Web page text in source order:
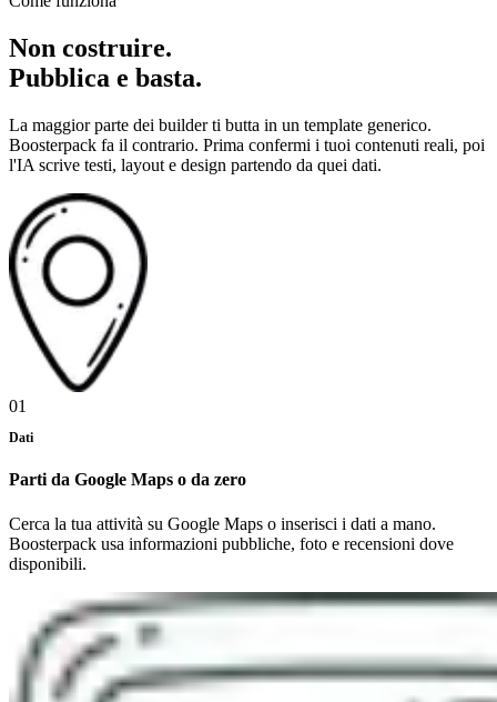
Non costruire.
Pubblica e basta.
La maggior parte dei builder ti butta in un template generico.
Boosterpack fa il contrario. Prima confermi i tuoi contenuti reali, poi
l'IA scrive testi, layout e design partendo da quei dati.
01
Dati
Parti da Google Maps o da zero
Cerca la tua attività su Google Maps o inserisci i dati a mano.
Boosterpack usa informazioni pubbliche, foto e recensioni dove
disponibili.